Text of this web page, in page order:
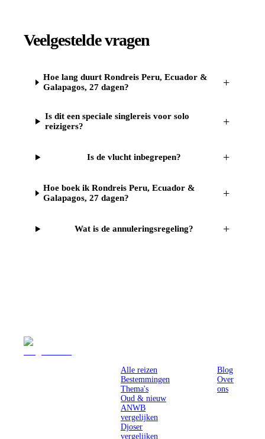
Veelgestelde vragen
Hoe lang duurt Rondreis Peru, Ecuador &
Galapagos, 27 dagen?
+
Is dit een speciale singlereis voor solo
reizigers?
+
Is de vlucht inbegrepen? +
Hoe boek ik Rondreis Peru, Ecuador &
Galapagos, 27 dagen?
+
Wat is de annuleringsregeling? +
Alle reizen
Bestemmingen
Thema's
Oud & nieuw
ANWB
vergelijken
Djoser
vergelijken
Blog
Over
ons